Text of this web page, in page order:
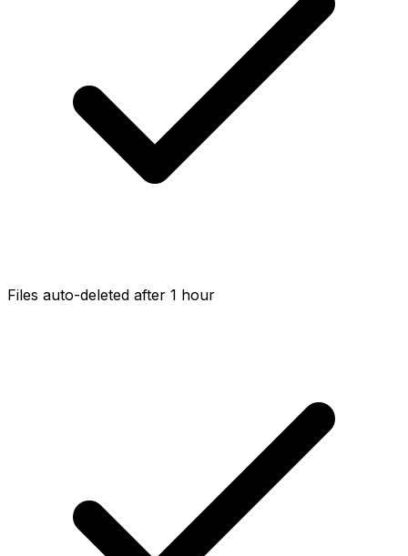
Files auto-deleted after 1 hour